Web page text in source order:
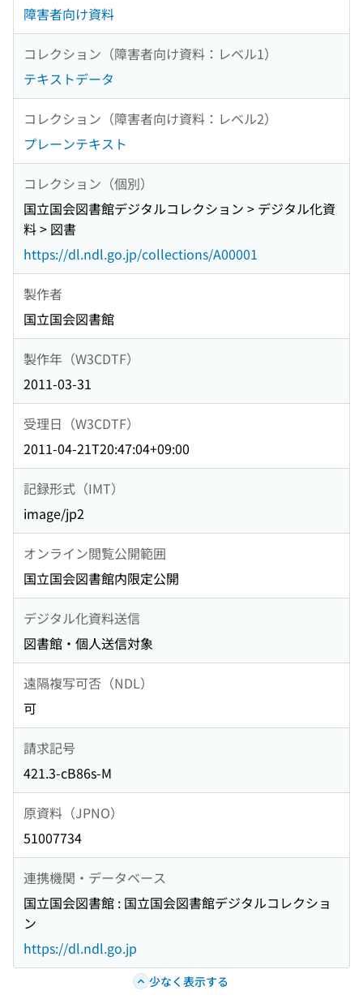
障害者向け資料
コレクション（障害者向け資料：レベル1）
テキストデータ
コレクション（障害者向け資料：レベル2）
プレーンテキスト
コレクション（個別）
国立国会図書館デジタルコレクション > デジタル化資
料 > 図書
https://dl.ndl.go.jp/collections/A00001
製作者
国立国会図書館
製作年（W3CDTF）
2011-03-31
受理日（W3CDTF）
2011-04-21T20:47:04+09:00
記録形式（IMT）
image/jp2
オンライン閲覧公開範囲
国立国会図書館内限定公開
デジタル化資料送信
図書館・個人送信対象
遠隔複写可否（NDL）
可
請求記号
421.3-cB86s-M
原資料（JPNO）
51007734
連携機関・データベース
国立国会図書館 : 国立国会図書館デジタルコレクショ
ン
https://dl.ndl.go.jp
少なく表示する